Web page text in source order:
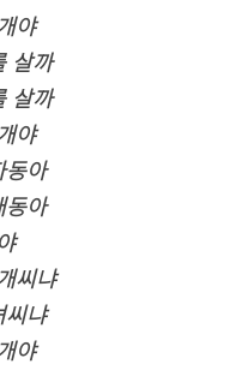
야
살까
살까
야
아
동아
씨냐
냐
야